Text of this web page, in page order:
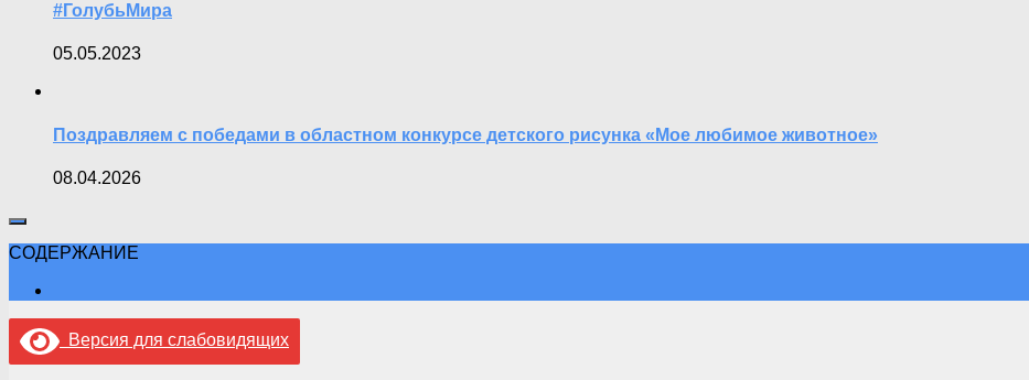
#ГолубьМира
05.05.2023
Поздравляем с победами в областном конкурсе детского рисунка «Мое любимое животное»
08.04.2026
СОДЕРЖАНИЕ
Версия для слабовидящих